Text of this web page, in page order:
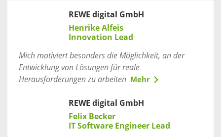
REWE digital GmbH
Henrike Alfeis
Innovation Lead
Mich motiviert besonders die Möglichkeit, an der
Entwicklung von Lösungen für reale
Herausforderungen zu arbeiten Mehr
REWE digital GmbH
Felix Becker
IT Software Engineer Lead